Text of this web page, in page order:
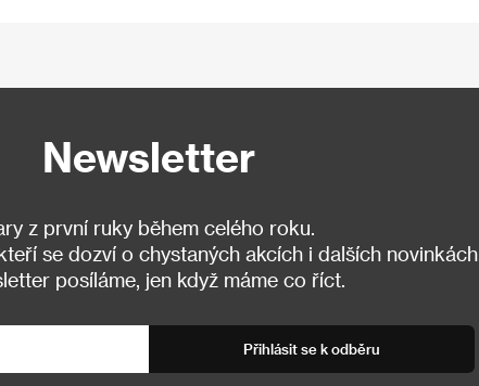
Newsletter
z první ruky během celého roku.
se dozví o chystaných akcích i dalších novinkách.
posíláme, jen když máme co říct.
Přihlásit se k odběru